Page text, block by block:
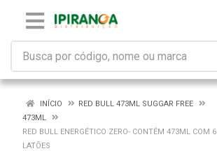
INÍCIO
RED BULL 473ML SUGGAR FREE
473ML
RED BULL ENERGÉTICO ZERO- CONTÉM 473ML COM 6
LATÕES